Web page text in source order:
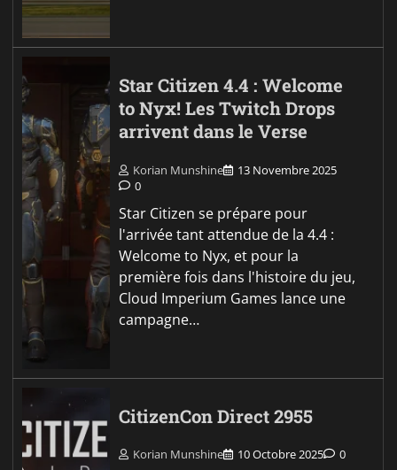
Star Citizen 4.4 : Welcome
to Nyx! Les Twitch Drops
arrivent dans le Verse
Korian Munshine
13 Novembre 2025
0
Star Citizen se prépare pour
l'arrivée tant attendue de la 4.4 :
Welcome to Nyx, et pour la
première fois dans l'histoire du jeu,
Cloud Imperium Games lance une
campagne…
CitizenCon Direct 2955
Korian Munshine 10 Octobre 2025 0